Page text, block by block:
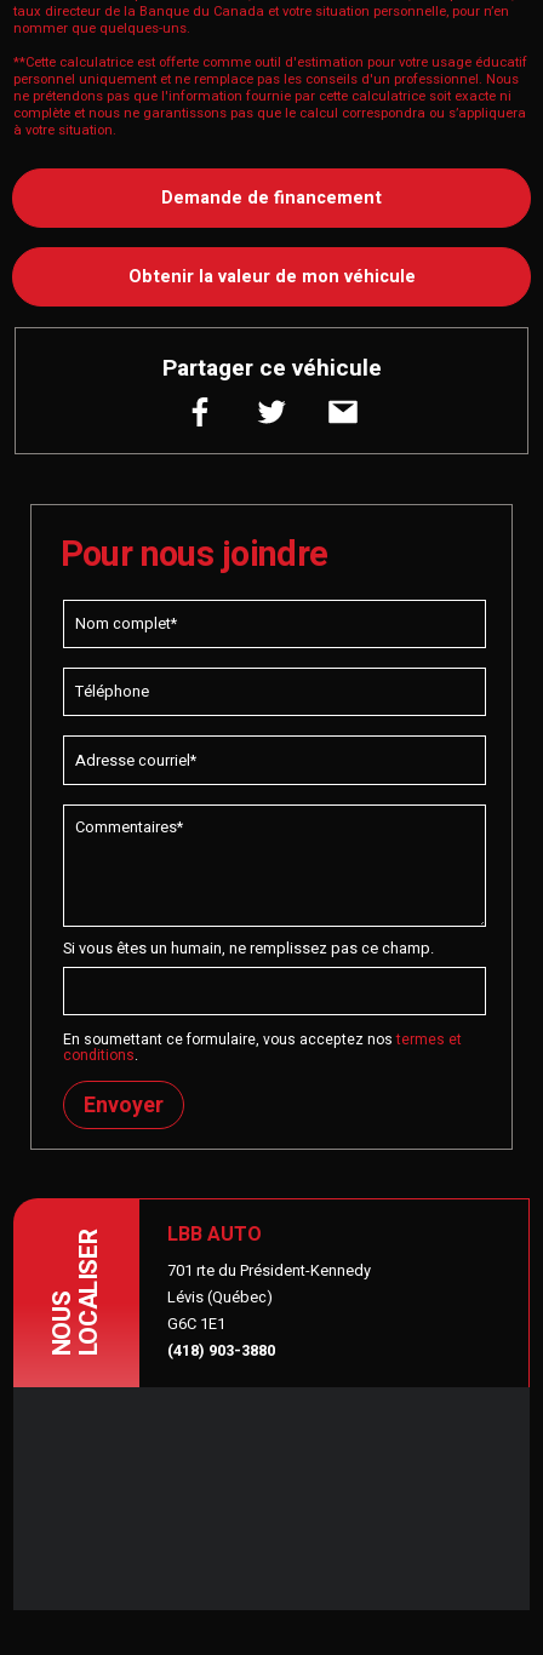
taux directeur de la Banque du Canada et votre situation personnelle, pour n’en
nommer que quelques-uns.
**Cette calculatrice est offerte comme outil d'estimation pour votre usage éducatif
personnel uniquement et ne remplace pas les conseils d'un professionnel. Nous
ne prétendons pas que l'information fournie par cette calculatrice soit exacte ni
complète et nous ne garantissons pas que le calcul correspondra ou s’appliquera
à votre situation.
Demande de financement
Obtenir la valeur de mon véhicule
Partager ce véhicule
Pour nous joindre
Si vous êtes un humain, ne remplissez pas ce champ.
En soumettant ce formulaire, vous acceptez nostermes et
conditions.
Envoyer
NOUSLOCALISER LBB AUTO
701 rte du Président-Kennedy
Lévis (Québec)
G6C 1E1
(418) 903-3880